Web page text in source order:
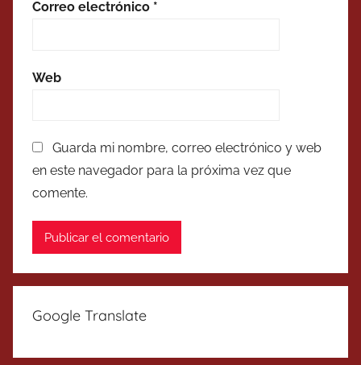
Correo electrónico *
Web
Guarda mi nombre, correo electrónico y web
en este navegador para la próxima vez que
comente.
Google Translate